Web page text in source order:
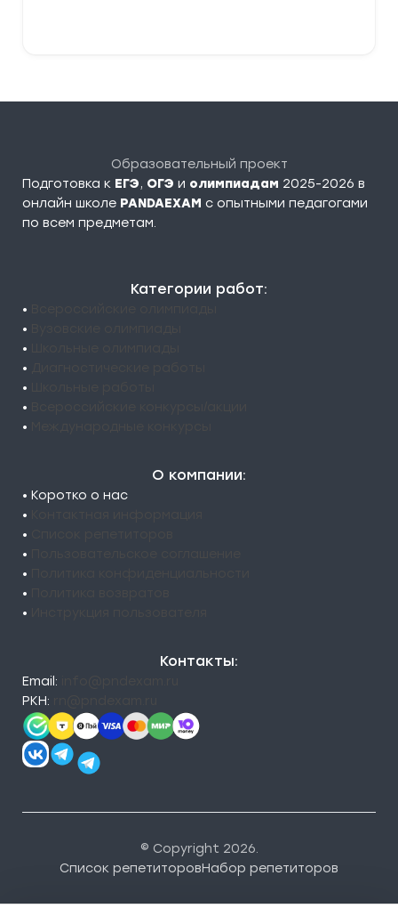
Образовательный проект
Подготовка к ЕГЭ, ОГЭ и олимпиадам 2025-2026 в
онлайн школе PANDAEXAM c опытными педагогами
по всем предметам.
Категории работ:
•
•
•
•
•
•
•
О компании:
• Коротко о нас
•
•
•
•
•
•
Контакты:
Email:
РКН:
© Copyright 2026.
Список репетиторовНабор репетиторов